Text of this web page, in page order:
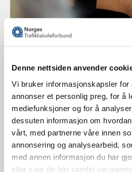
Denne nettsiden anvender
Vi bruker informasjonskapsler for
annonser et personlig preg, for å
mediefunksjoner og for å
dessuten informasjon om
vårt, med partnerne våre innen
annonsering og analysearbeid,
med annen informasjon du har
eller som de har samlet inn
13.07.2026
Arbeidstid for
Drift av trafikkskole